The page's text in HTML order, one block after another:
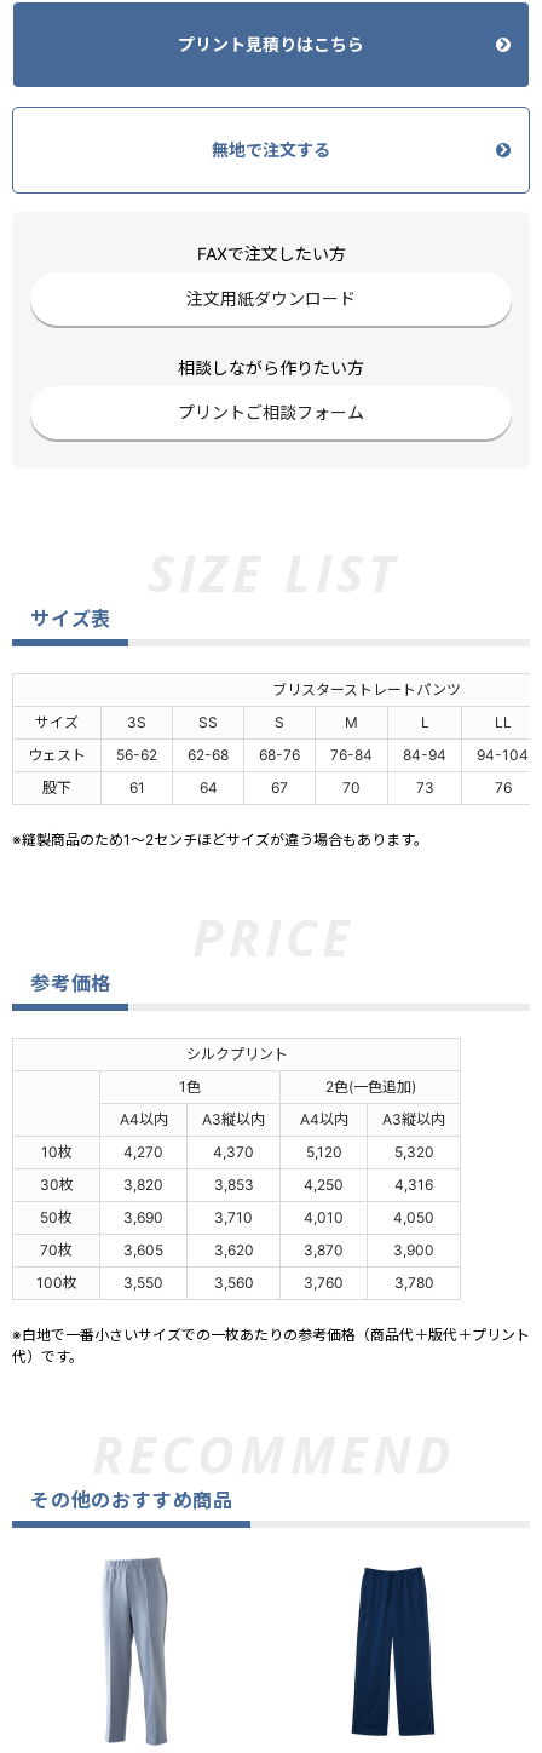
プリント見積りはこちら
無地で注文する
FAXで注文したい方
注文用紙ダウンロード
相談しながら作りたい方
プリントご相談フォーム
サイズ表
ブリスターストレートパンツ
サイズ
3S SS S M L
LL
ウェスト
56-62 62-68 68-76 76-84 84-94
94-104
股下
61 64 67 70 73 76
※縫製商品のため1～2センチほどサイズが違う場合もあります。
参考価格
シルクプリント
1色
2色(一色追加)
A4以内
A3縦以内 A4以内
A3縦以内
10枚
4,270 4,370 5,120
5,320
30枚
3,820 3,853 4,250
4,316
50枚
3,690 3,710 4,010
4,050
70枚
3,605 3,620 3,870
3,900
100枚
3,550 3,560 3,760 3,780
※白地で一番小さいサイズでの一枚あたりの参考価格（商品代＋版代＋プリント
代）です。
その他のおすすめ商品